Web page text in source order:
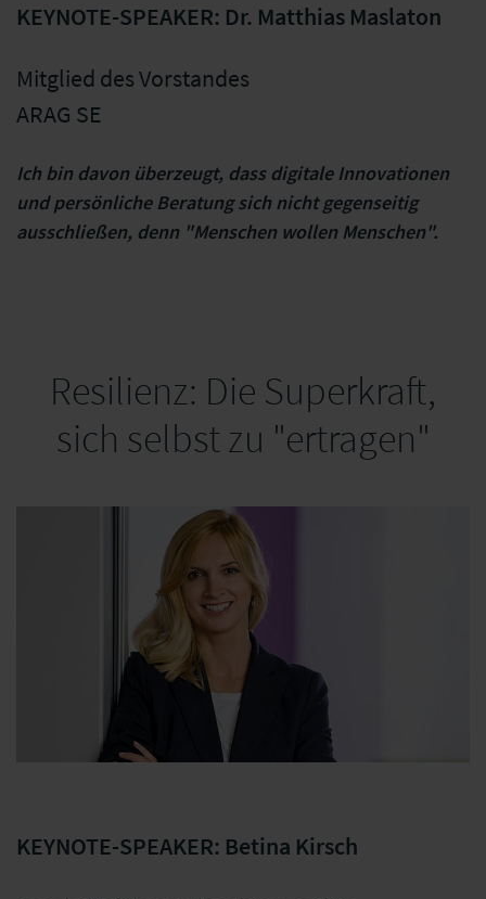
KEYNOTE-SPEAKER: Dr. Matthias Maslaton
Mitglied des Vorstandes
ARAG SE
Ich bin davon überzeugt, dass digitale Innovationen
und persönliche Beratung sich nicht gegenseitig
ausschließen, denn "Menschen wollen Menschen".
Resilienz: Die Superkraft,
sich selbst zu "ertragen"
KEYNOTE-SPEAKER: Betina Kirsch